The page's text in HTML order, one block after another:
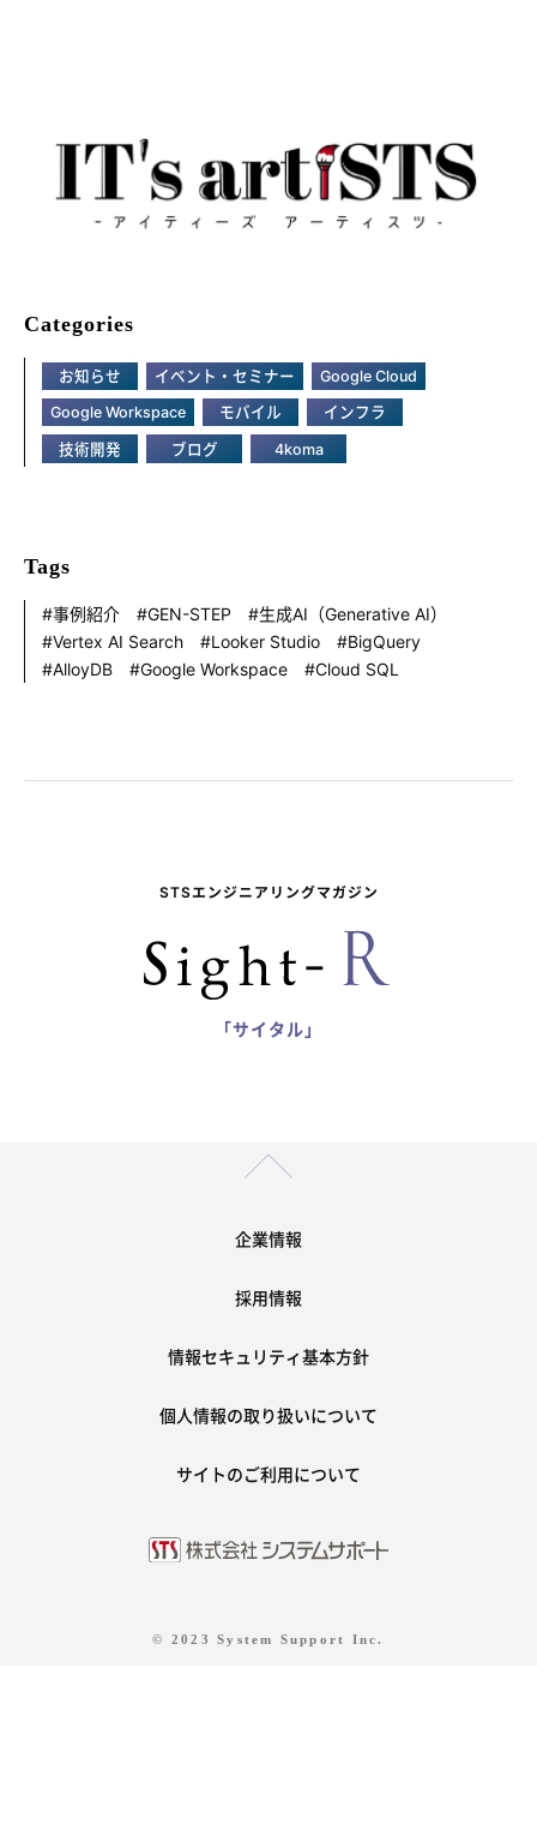
Categories
お知らせ イベント・セミナー Google Cloud
Google Workspace モバイル インフラ
技術開発 ブログ 4koma
Tags
事例紹介 GEN-STEP
生成AI（Generative AI）
Vertex AI Search
Looker Studio
BigQuery
AlloyDB
Google Workspace Cloud SQL
STSエンジニアリングマガジン
「サイタル」
企業情報
採用情報
情報セキュリティ基本方針
個人情報の取り扱いについて
サイトのご利用について
© 2023 System Support Inc.